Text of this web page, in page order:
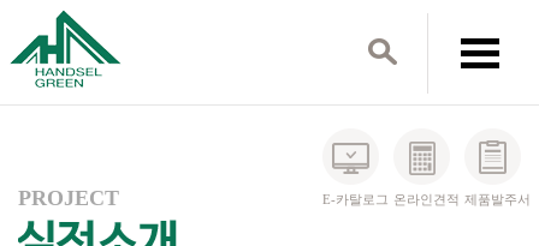
E-카탈로그 온라인견적 제품발주서
PROJECT